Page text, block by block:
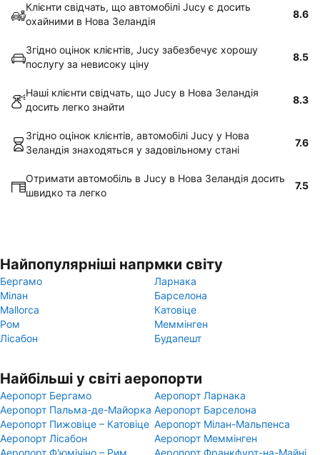
Клієнти свідчать, що автомобілі Jucy є досить
охайними в Hова Зеландія
8.6
Згідно оцінок клієнтів, Jucy забезбечує хорошу
послугу за невисоку ціну
8.5
Наші клієнти свідчать, що Jucy в Hова Зеландія
досить легко знайти
8.3
Згідно оцінок клієнтів, автомобілі Jucy у Hова
Зеландія знаходяться у задовільному стані
7.6
Отримати автомобіль в Jucy в Hова Зеландія досить
швидко та легко
7.5
Найпопулярніші напрмки світу
Бергамо
Ларнака
Мілан
Барселона
Mallorca
Катовіце
Ром
Меммінген
Лісабон
Будапешт
Найбільші у світі аеропорти
Аеропорт Бергамо
Аеропорт Ларнака
Аеропорт Пальма-де-Майорка Аеропорт Барселона
Аеропорт Пижовіце – Катовіце Аеропорт Мілан-Мальпенса
Аеропорт Лісабон
Аеропорт Меммінген
Аеропорт Ф'юмічіно – Рим
Аеропорт Франкфурт-на-Майні